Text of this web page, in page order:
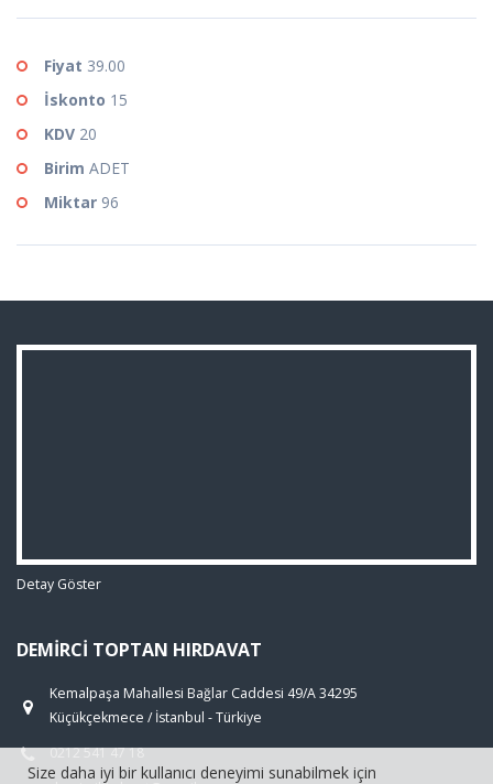
Fiyat 39.00
İskonto 15
KDV 20
Birim ADET
Miktar 96
Detay Göster
DEMIRCI TOPTAN HIRDAVAT
Kemalpaşa Mahallesi Bağlar Caddesi 49/A 34295
Küçükçekmece / İstanbul - Türkiye
0212 541 47 18
Size daha iyi bir kullanıcı deneyimi sunabilmek için